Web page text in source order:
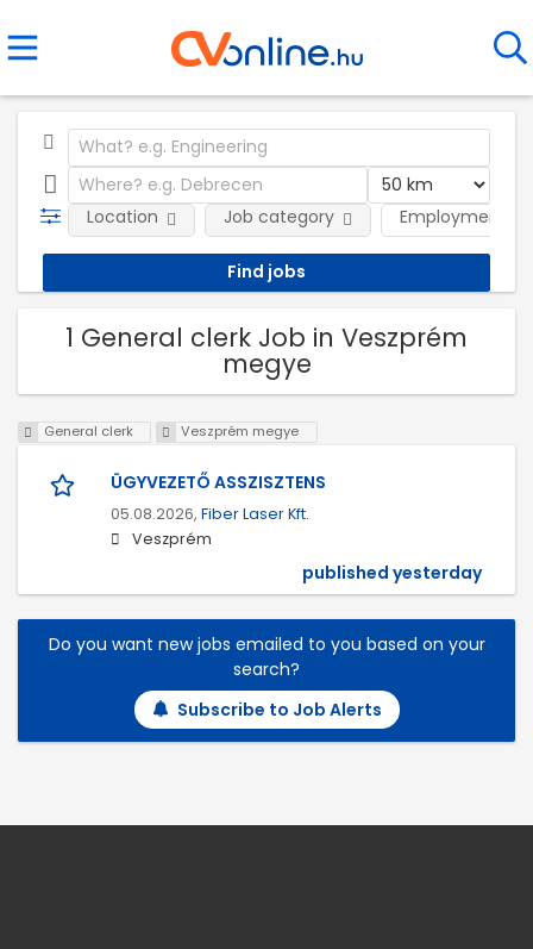
Employment
Location Job category
1 General clerk Job in Veszprém
megye
General clerk Veszprém megye
ÜGYVEZETŐ ASSZISZTENS
05.08.2026, Fiber Laser Kft.
Veszprém
published yesterday
Do you want new jobs emailed to you based on your
search?
Subscribe to Job Alerts